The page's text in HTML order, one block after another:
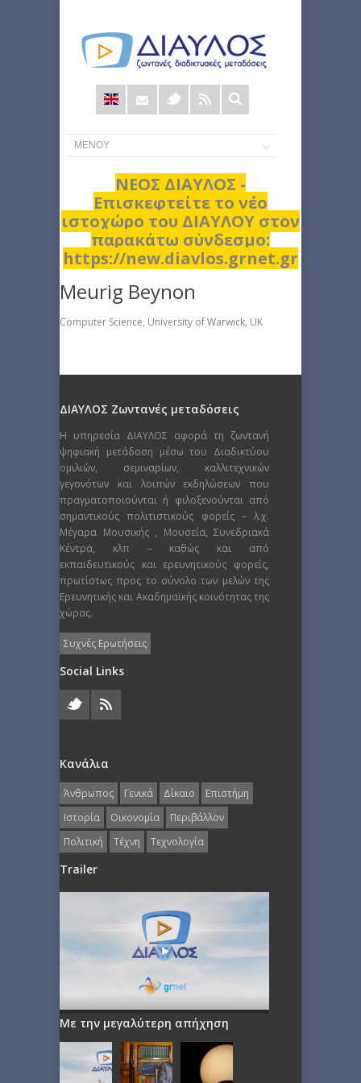
Φόρμα
αναζήτησης
ΝΕΟΣ ΔΙΑΥΛΟΣ -
Επισκεφτείτε το νέο
ιστοχώρο του ΔΙΑΥΛΟΥ στον
παρακάτω σύνδεσμο:
https://new.diavlos.grnet.gr
Meurig Beynon
Computer Science, University of Warwick, UK
ΔΙΑΥΛΟΣ Ζωντανές μεταδόσεις
Η υπηρεσία ΔΙΑΥΛΟΣ αφορά τη ζωντανή
ψηφιακή μετάδοση μέσω του Διαδικτύου
ομιλιών, σεμιναρίων, καλλιτεχνικών
γεγονότων και λοιπών εκδηλώσεων που
πραγματοποιούνται ή φιλοξενούνται από
σημαντικούς πολιτιστικούς φορείς – λ.χ.
Μέγαρα Μουσικής , Μουσεία, Συνεδριακά
Κέντρα, κλπ – καθώς και από
εκπαιδευτικούς και ερευνητικούς φορείς,
πρωτίστως προς το σύνολο των μελών της
Ερευνητικής και Ακαδημαϊκής κοινότητας της
χώρας.
Συχνές Ερωτήσεις
Social Links
Κανάλια
Άνθρωπος Γενικά Δίκαιο
Επιστήμη
Ιστορία
Οικονομία
Περιβάλλον
Πολιτική
Τέχνη Τεχνολογία
Trailer
Με την μεγαλύτερη απήχηση